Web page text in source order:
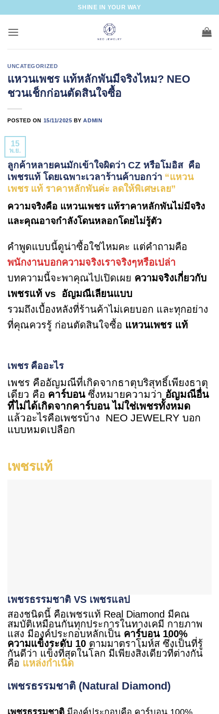
SHINE IN YOUR WAY
UNCATEGORIZED
แหวนเพชร แท้หลักพันมีจริงไหม? NEO
ชวนเช็กก่อนตัดสินใจซื้อ
POSTED ON 15/11/2025 BYADMIN
15
พ.ย.
ลูกค้าหลายคนมักเข้าใจผิดว่า CZ หรือโมอิส คือ
เพชรแท้ โดยเฉพาะเวลาร้านค้าบอกว่า “แหวน
เพชร แท้ ราคาหลักพันค่ะ ลดให้พิเศษเลย”
ความจริงคือ แหวนเพชรแท้ราคาหลักพันไม่มีจริง
และคุณอาจกำลังโดนหลอกโดยไม่รู้ตัว
คำพูดแบบนี้ดูน่าซื้อใช่ไหมคะ แต่คำถามคือ
พนักงานบอกความจริงเราจริงๆหรือเปล่า
บทความนี้จะพาคุณไปเปิดเผย ความจริงเกี่ยวกับ
เพชรแท้ vs อัญมณีเลียนแบบ
รวมถึงเบื้องหลังที่ร้านค้าไม่เคยบอก และทุกอย่าง
ที่คุณควรรู้ ก่อนตัดสินใจซื้อ แหวนเพชร แท้
เพชร คืออะไร
เพชร คืออัญมณีที่เกิดจากธาตุบริสุทธิ์เพียงธาตุ
เดียว คือ คาร์บอนซึ่งหมายความว่า อัญมณีอื่น
ที่ไม่ได้เกิดจากคาร์บอน ไม่ใช่เพชรทั้งหมด
แล้วอะไรคือเพชรบ้าง NEO JEWELRY บอก
แบบหมดเปลือก
เพชรแท้
เพชรธรรมชาติ VS เพชรแลป
สองชนิดนี้ คือเพชรแท้ Real Diamond มีคณ
สมบัติเหมือนกันทุกประการในทางเคมี กายภาพ
แสง มีองค์ประกอบหลักเป็น คาร์บอน 100%
ความแข็งระดับ 10 ตามมาตราโมห์ส ซึ่งเป็นที่รู้
กันดีว่า แข็งที่สุดในโลก มีเพียงสิ่งเดียวที่ต่างกัน
คือ แหล่งกำเนิด
เพชรธรรมชาติ (Natural Diamond)
เพชรธรรมชาติ มีองค์ประกอบคือ คาร์บอน 100%